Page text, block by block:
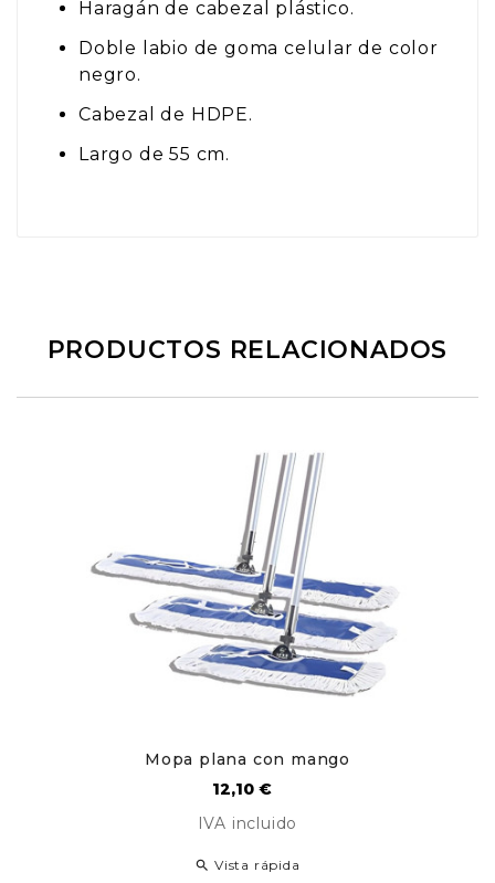
Haragán de cabezal plástico.
Doble labio de goma celular de color
negro.
Cabezal de HDPE.
Largo de 55 cm.
PRODUCTOS RELACIONADOS
Mopa plana con mango
Precio
12,10 €
IVA incluido
 Vista rápida